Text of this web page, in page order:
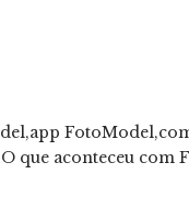
app FotoModel
O que aconteceu com